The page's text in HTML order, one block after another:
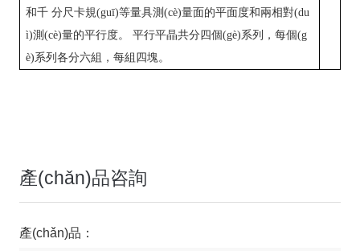
和千 分尺卡規(guī)等量具測(cè)量面的平面度和兩相對(du
ì)測(cè)量的平行度。
平行平晶共分四個(gè)系列，每個(g
è)系列各分六組，每組四塊。
產(chǎn)品咨詢
產(chǎn)品：